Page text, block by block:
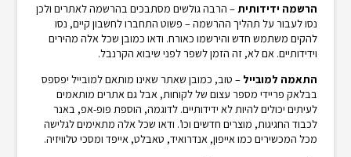
הרשמה ידידותית– הרבה גולשים מסתבכים בהרשמה לאתרים ולכן
נסו לעבור על תהליך ההרשמה – פשוט התחברו לחשבון קיים, נסו
להקים משתמש חדש והירשמו כאורח. ודאו כמובן שכל אלה מהירים
וידידותיים. אם לא, זה הזמן לשפר לפני שיבוא הקרנבל.
התאמה למובייל – טוב, כמובן שאתר שאינו מותאם למובייל יפספס
בבלאק פריידי מספר עצום של לקוחות, אבל גם אתרים מותאמים
לעיתים יכולים להיות לא ידידותיים. לדוגמה, הוספת פופ-אפ, באנר
לכבוד החגיגות, מוצרים חדשים וכו’. ודאו שכל אלה מתאימים לגלישה
מכל המכשירים כמו אייפון, אנדרואיד, טאבלט, אייפד ומסכי טלוויזיה.